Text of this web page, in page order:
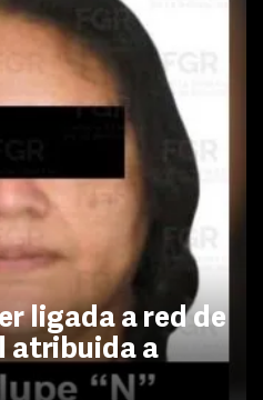
ligada a red de
atribuida a